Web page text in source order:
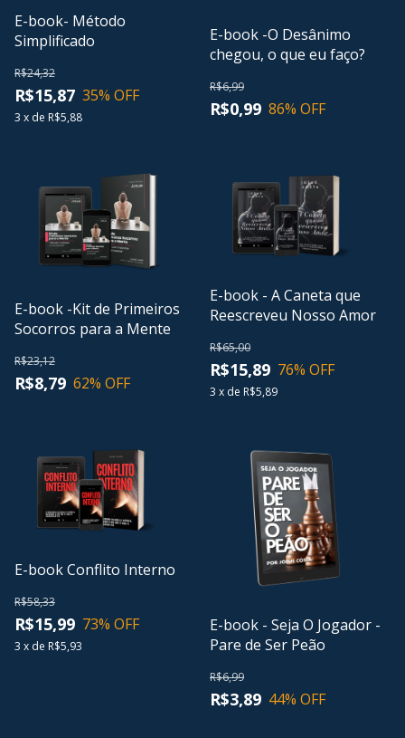
E-book- Método
Simplificado
R$15,87
R$24,32
35% OFF
3 x de R$5,88
E-book -O Desânimo
chegou, o que eu faço?
R$0,99
R$6,99
86% OFF
E-book -Kit de Primeiros
Socorros para a Mente
R$8,79
R$23,12
62% OFF
E-book - A Caneta que
Reescreveu Nosso Amor
R$15,89
R$65,00
76% OFF
3 x de R$5,89
E-book Conflito Interno
R$15,99
R$58,33
73% OFF
3 x de R$5,93
E-book - Seja O Jogador -
Pare de Ser Peão
R$3,89
R$6,99
44% OFF